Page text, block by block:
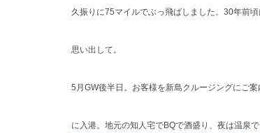
久振りに75マイルでぶっ飛ばしました。30年前
思い出して。
5月GW後半日。お客様を新島クルージングにご
に入港。地元の知人宅でBQで酒盛り、夜は温泉